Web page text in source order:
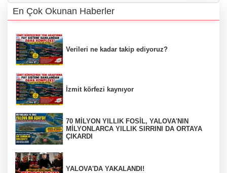
En Çok Okunan Haberler
Verileri ne kadar takip ediyoruz?
İzmit körfezi kaynıyor
70 MİLYON YILLIK FOSİL, YALOVA'NIN
MİLYONLARCA YILLIK SIRRINI DA ORTAYA
ÇIKARDI
YALOVA'DA YAKALANDI!